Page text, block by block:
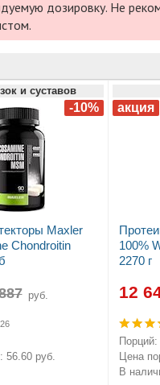
дозировку. Не
и суставов
Maxler
Chondroitin
руб.
26
56.60 руб.
100%
2270 г
12
Порций:
Цена
В